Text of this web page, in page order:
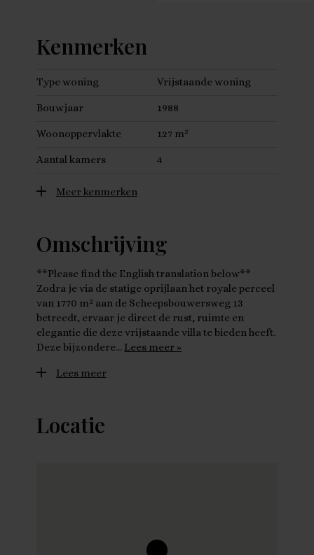
Kenmerken
Type woning Vrijstaande woning
Bouwjaar 1988
Woonoppervlakte 127 m2
Aantal kamers 4
Meer kenmerken
Omschrijving
**Please find the English translation below**
Zodra je via de statige oprijlaan het royale perceel
van 1770 m² aan de Scheepsbouwersweg 13
betreedt, ervaar je direct de rust, ruimte en
elegantie die deze vrijstaande villa te bieden heeft.
Deze bijzondere… Lees meer »
Lees meer
Locatie